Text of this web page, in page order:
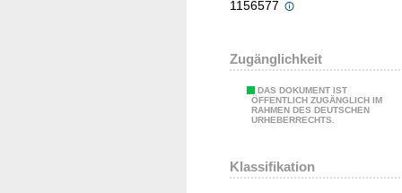
1156577
Zugänglichkeit
DAS DOKUMENT IST
ÖFFENTLICH ZUGÄNGLICH IM
RAHMEN DES DEUTSCHEN
URHEBERRECHTS.
Klassifikation